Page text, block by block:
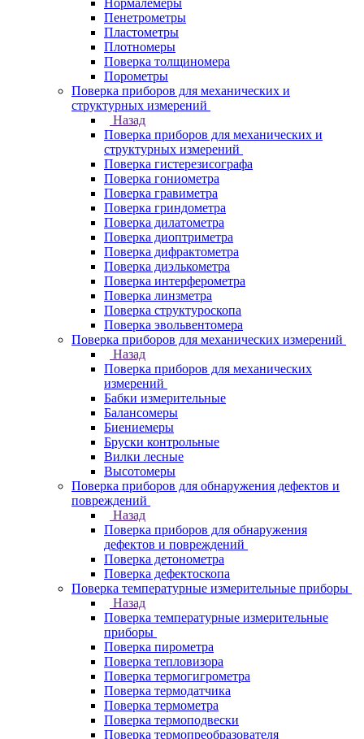
Нормалемеры
Пенетрометры
Пластометры
Плотномеры
Поверка толщиномера
Порометры
Поверка приборов для механических и
структурных измерений
Назад
Поверка приборов для механических и
структурных измерений
Поверка гистерезисографа
Поверка гониометра
Поверка гравиметра
Поверка гриндометра
Поверка дилатометра
Поверка диоптриметра
Поверка дифрактометра
Поверка диэлькометра
Поверка интерферометра
Поверка линзметра
Поверка структуроскопа
Поверка эвольвентомера
Поверка приборов для механических измерений
Назад
Поверка приборов для механических
измерений
Бабки измерительные
Балансомеры
Биениемеры
Бруски контрольные
Вилки лесные
Высотомеры
Поверка приборов для обнаружения дефектов и
повреждений
Назад
Поверка приборов для обнаружения
дефектов и повреждений
Поверка детонометра
Поверка дефектоскопа
Поверка температурные измерительные приборы
Назад
Поверка температурные измерительные
приборы
Поверка пирометра
Поверка тепловизора
Поверка термогигрометра
Поверка термодатчика
Поверка термометра
Поверка термоподвески
Поверка термопреобразователя